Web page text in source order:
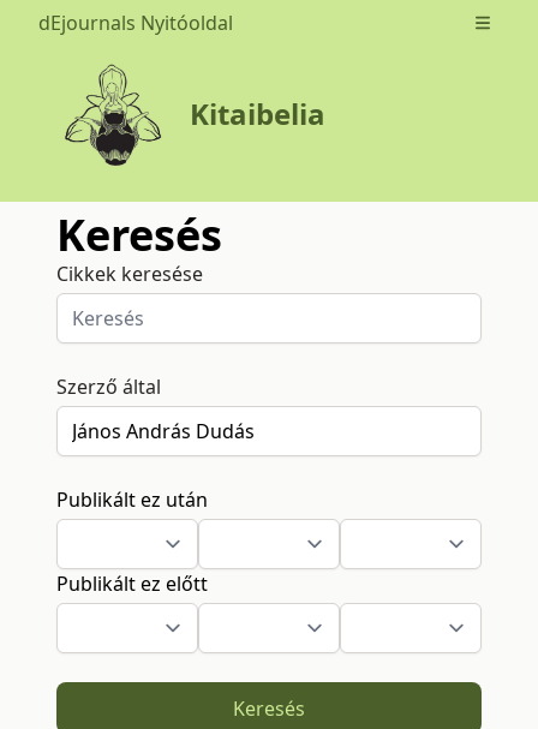
dEjournals Nyitóoldal Open
Kitaibelia
Keresés
Cikkek keresése
Szerző által
Publikált ez után
Publikált ez előtt
Keresés